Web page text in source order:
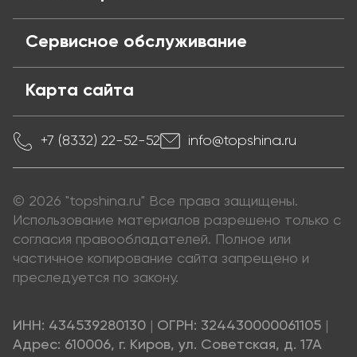
Сервисное обслуживание
Карта сайта
+7 (8332) 22-52-52 info@topshina.ru
© 2026 "topshina.ru" Все права защищены.
Использование материалов разрешено только с
согласия правообладателей. Полное или
частичное копирование сайта запрещено и
преследуется по закону.
ИНН: 434539280130 ОГРН: 324430000061105
Адрес: 610006, г. Киров, ул. Советская, д. 17А